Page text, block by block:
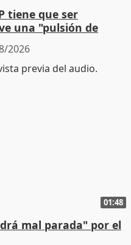
tiene que ser
una "pulsión de
2026
01:48
mal parada" por el